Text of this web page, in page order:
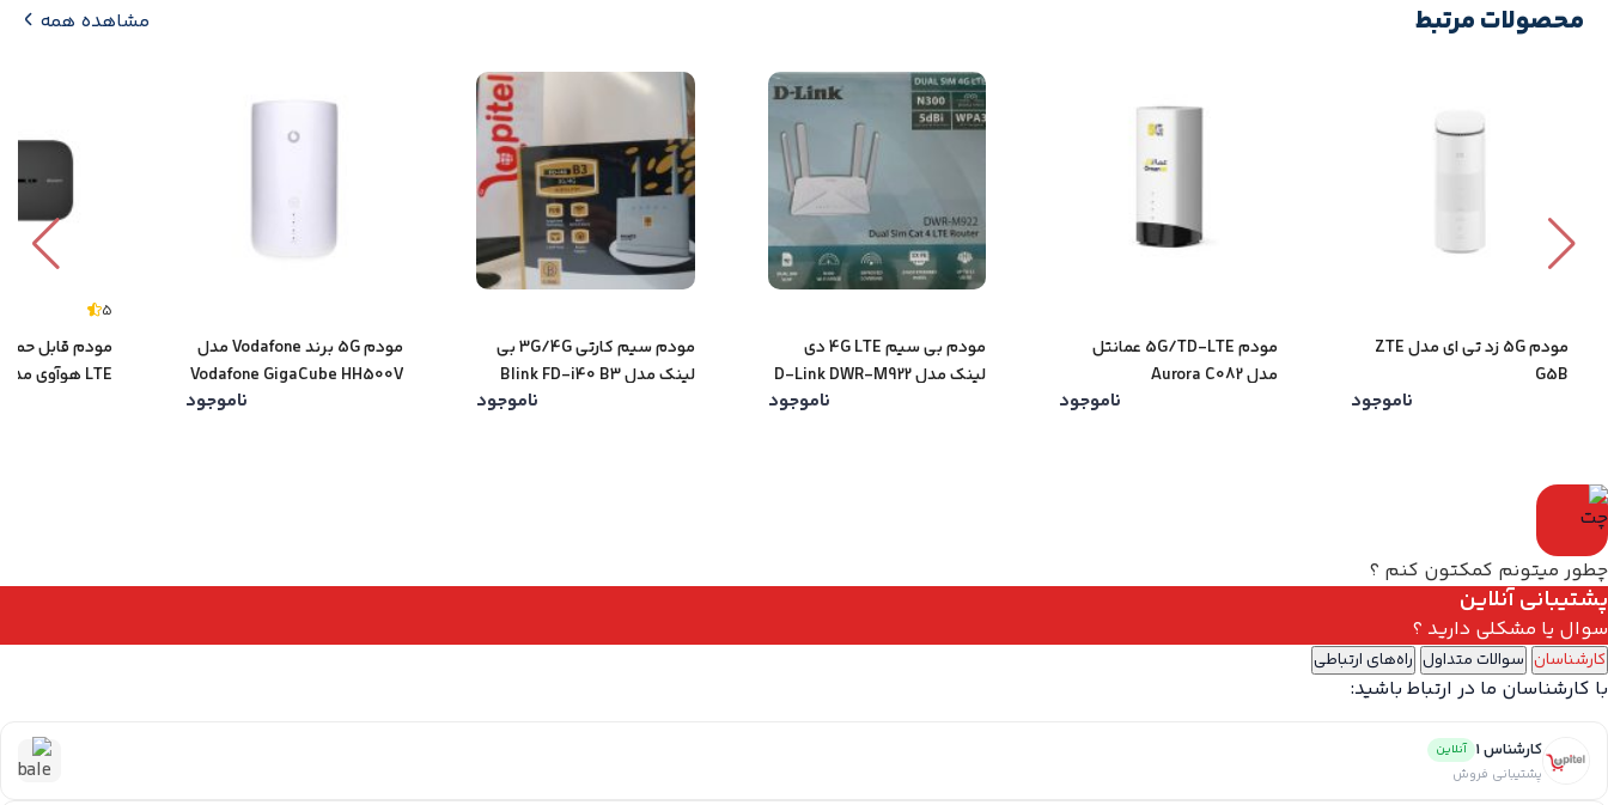
محصولات مرتبط مشاهده همه
مودم 5G زد تی ای مدل ZTE
G5B
ناموجود
مودم 5G/TD-LTE عمانتل
مدل Aurora C082
ناموجود
مودم بی سیم 4G LTE دی
لینک مدل D-Link DWR-M922
ناموجود
مودم سیم کارتی 3G/4G بی
لینک مدل Blink FD-i40 B3
ناموجود
مودم 5G برند Vodafone مدل
Vodafone GigaCube HH500V
ناموجود
5
چطور میتونم کمکتون کنم ؟
پشتیبانی آنلاین
سوال یا مشکلی دارید ؟
کارشناسان سوالات متداول راه‌های ارتباطی
با کارشناسان ما در ارتباط باشید:
کارشناس 1 آنلاین
پشتیبانی فروش